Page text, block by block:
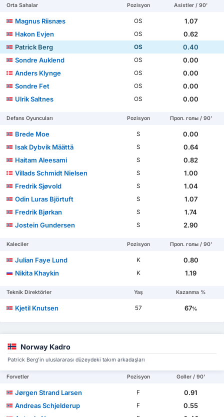
Orta Sahalar Pozisyon Asistler / 90'
Magnus Riisnæs OS
1.07
Hakon Evjen
OS
0.62
Patrick Berg
OS
0.40
Sondre Auklend
OS
0.00
Anders Klynge
OS
0.00
Sondre Fet
OS
0.00
Ulrik Saltnes
OS 0.00
Defans Oyuncuları Pozisyon Проп. голы / 90'
Brede Moe S
0.00
Isak Dybvik Määttä
S
0.64
Haitam Aleesami
S
0.82
Villads Schmidt Nielsen
S
1.00
Fredrik Sjøvold
S
1.04
Odin Luras Björtuft
S
1.07
Fredrik Bjørkan
S
1.74
Jostein Gundersen
S 2.90
Kaleciler Pozisyon Проп. голы / 90'
Julian Faye Lund K
0.80
Nikita Khaykin
K 1.19
Teknik Direktörler Yaş Kazanma %
Kjetil Knutsen 57 67%
Norway Kadro
Patrick Berg'in uluslararası düzeydeki takım arkadaşları
Forvetler Pozisyon Goller / 90'
Jørgen Strand Larsen F
0.91
Andreas Schjelderup
F
0.55